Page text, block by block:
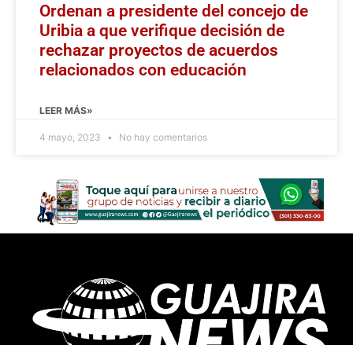
Ordenan a presidente del concejo de
Uribia a que verifique decisión de
rechazar proyectos de acuerdos
relacionados con educación
LEER MÁS»
4 mayo, 2023 No hay comentarios